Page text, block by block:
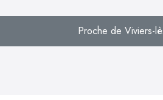
Proche de Viviers-